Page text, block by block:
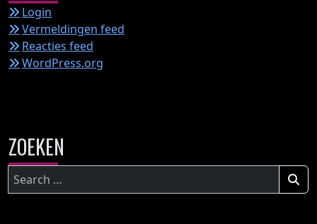
Login
Vermeldingen feed
Reacties feed
WordPress.org
ZOEKEN
Zoeken
naar: